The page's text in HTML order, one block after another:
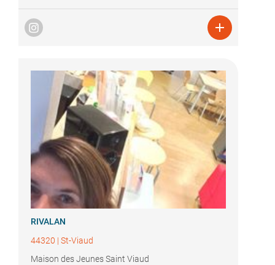

RIVALAN
44320 | St-Viaud
Maison des Jeunes Saint Viaud